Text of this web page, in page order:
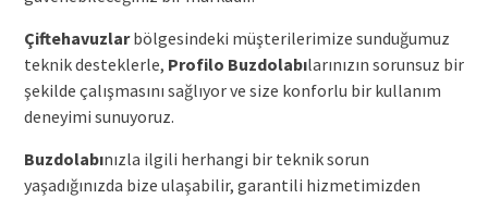
Çiftehavuzlarbölgesindeki müşterilerimize sunduğumuz
teknik desteklerle, Profilo Buzdolabılarınızın sorunsuz bir
şekilde çalışmasını sağlıyor ve size konforlu bir kullanım
deneyimi sunuyoruz.
Buzdolabınızla ilgili herhangi bir teknik sorun
yaşadığınızda bize ulaşabilir, garantili hizmetimizden